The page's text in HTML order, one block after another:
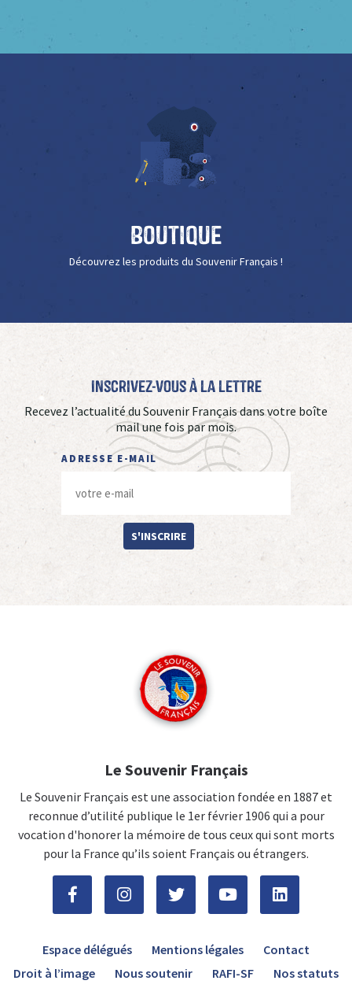
Boutique
Découvrez les produits du Souvenir Français !
Inscrivez-vous à La Lettre
Recevez l’actualité du Souvenir Français dans votre boîte
mail une fois par mois.
ADRESSE E-MAIL
S'INSCRIRE
Le Souvenir Français
Le Souvenir Français est une association fondée en 1887 et
reconnue d’utilité publique le 1er février 1906 qui a pour
vocation d'honorer la mémoire de tous ceux qui sont morts
pour la France qu’ils soient Français ou étrangers.
Espace délégués Mentions légales
Contact
Droit à l’image
Nous soutenir RAFI-SF Nos statuts